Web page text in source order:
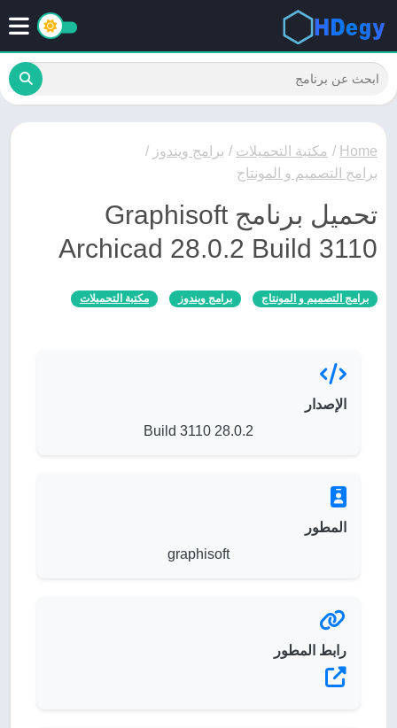
Home
/ مكتبة التحميلات / برامج ويندوز /
برامج التصميم و المونتاج
تحميل برنامج Graphisoft
Archicad 28.0.2 Build 3110
برامج التصميم و المونتاج برامج ويندوز مكتبة التحميلات
الإصدار
28.0.2 Build 3110
المطور
graphisoft
رابط المطور